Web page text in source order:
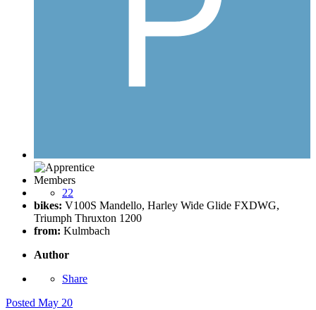
Members
22
bikes: V100S Mandello, Harley Wide Glide FXDWG,
Triumph Thruxton 1200
from: Kulmbach
Author
Share
Posted May 20